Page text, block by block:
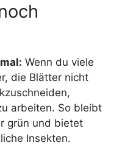
Wenn du viele
die Blätter nicht
arbeiten. So bleibt
grün und bietet
Insekten.